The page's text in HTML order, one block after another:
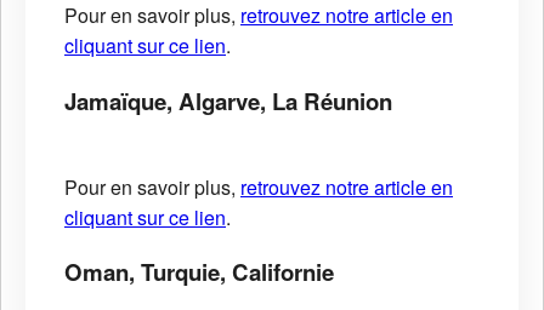
Pour en savoir plus, retrouvez notre article en
cliquant sur ce lien.
Jamaïque, Algarve, La Réunion
Pour en savoir plus, retrouvez notre article en
cliquant sur ce lien.
Oman, Turquie, Californie